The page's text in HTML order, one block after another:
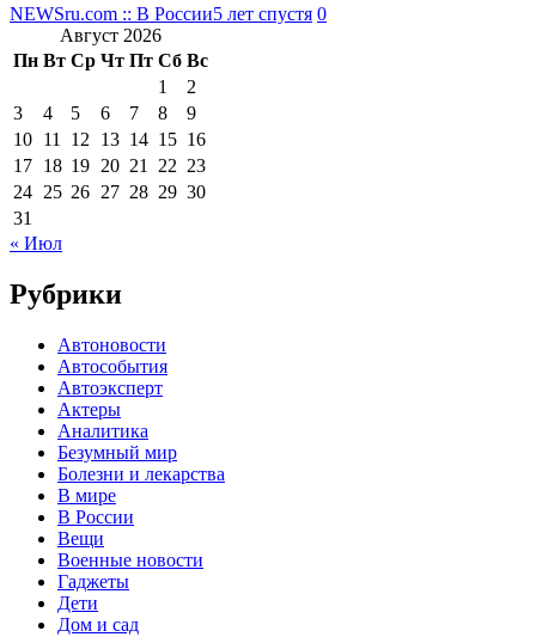
NEWSru.com :: В России5 лет спустя 0
Август 2026
Пн Вт Ср Чт Пт Сб Вс
1
2
3
4 5 6 7 8
9
10 11 12 13 14 15 16
17 18 19 20 21 22 23
24 25 26 27 28 29 30
31
« Июл
Рубрики
Автоновости
Автособытия
Автоэксперт
Актеры
Аналитика
Безумный мир
Болезни и лекарства
В мире
В России
Вещи
Военные новости
Гаджеты
Дети
Дом и сад